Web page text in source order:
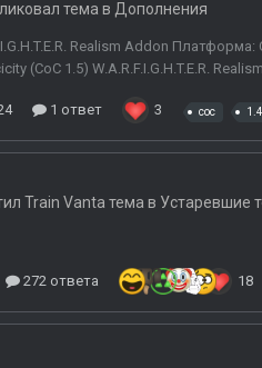
тема в Дополнения
Realism Addon
(CoC 1.5) W.A.R.F.I.G.H.T.E.R.
1 ответ 3 coc
Train Vanta тема в Устаревшие
272 ответа 18